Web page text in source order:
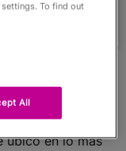
(@rugbyworldcup)
del torneo,
en la
ubicó en lo más
To find out
All